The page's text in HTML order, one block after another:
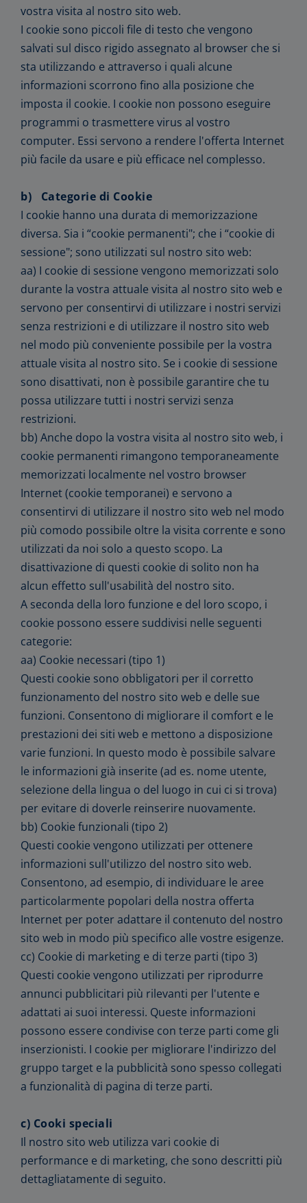
vostra visita al nostro sito web.
I cookie sono piccoli file di testo che vengono
salvati sul disco rigido assegnato al browser che si
sta utilizzando e attraverso i quali alcune
informazioni scorrono fino alla posizione che
imposta il cookie. I cookie non possono eseguire
programmi o trasmettere virus al vostro
computer. Essi servono a rendere l'offerta Internet
più facile da usare e più efficace nel complesso.
b) Categorie di Cookie
I cookie hanno una durata di memorizzazione
diversa. Sia i “cookie permanenti"; che i “cookie di
sessione"; sono utilizzati sul nostro sito web:
aa) I cookie di sessione vengono memorizzati solo
durante la vostra attuale visita al nostro sito web e
servono per consentirvi di utilizzare i nostri servizi
senza restrizioni e di utilizzare il nostro sito web
nel modo più conveniente possibile per la vostra
attuale visita al nostro sito. Se i cookie di sessione
sono disattivati, non è possibile garantire che tu
possa utilizzare tutti i nostri servizi senza
restrizioni.
bb) Anche dopo la vostra visita al nostro sito web, i
cookie permanenti rimangono temporaneamente
memorizzati localmente nel vostro browser
Internet (cookie temporanei) e servono a
consentirvi di utilizzare il nostro sito web nel modo
più comodo possibile oltre la visita corrente e sono
utilizzati da noi solo a questo scopo. La
disattivazione di questi cookie di solito non ha
alcun effetto sull'usabilità del nostro sito.
A seconda della loro funzione e del loro scopo, i
cookie possono essere suddivisi nelle seguenti
categorie:
aa) Cookie necessari (tipo 1)
Questi cookie sono obbligatori per il corretto
funzionamento del nostro sito web e delle sue
funzioni. Consentono di migliorare il comfort e le
prestazioni dei siti web e mettono a disposizione
varie funzioni. In questo modo è possibile salvare
le informazioni già inserite (ad es. nome utente,
selezione della lingua o del luogo in cui ci si trova)
per evitare di doverle reinserire nuovamente.
bb) Cookie funzionali (tipo 2)
Questi cookie vengono utilizzati per ottenere
informazioni sull'utilizzo del nostro sito web.
Consentono, ad esempio, di individuare le aree
particolarmente popolari della nostra offerta
Internet per poter adattare il contenuto del nostro
sito web in modo più specifico alle vostre esigenze.
cc) Cookie di marketing e di terze parti (tipo 3)
Questi cookie vengono utilizzati per riprodurre
annunci pubblicitari più rilevanti per l'utente e
adattati ai suoi interessi. Queste informazioni
possono essere condivise con terze parti come gli
inserzionisti. I cookie per migliorare l'indirizzo del
gruppo target e la pubblicità sono spesso collegati
a funzionalità di pagina di terze parti.
c) Cooki speciali
Il nostro sito web utilizza vari cookie di
performance e di marketing, che sono descritti più
dettagliatamente di seguito.